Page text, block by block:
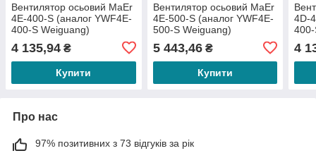
Вентилятор осьовий MaEr
4E-400-S (аналог YWF4E-
400-S Weiguang)
4 135,94 ₴
Купити
Вентилятор осьовий MaEr
4E-500-S (аналог YWF4E-
500-S Weiguang)
5 443,46₴
Купити
4D-
4
Про нас
97% позитивних з 73 відгуків за рік